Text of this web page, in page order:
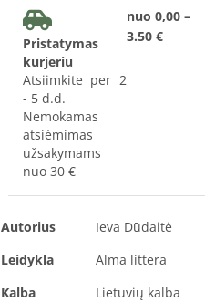
Pristatymas
kurjeriu
Atsiimkite per 2
- 5 d.d.
Nemokamas
atsiėmimas
užsakymams
nuo 30 €
nuo 0,00 –
3.50 €
Autorius
Ieva Dūdaitė
Leidykla
Alma littera
Kalba
Lietuvių kalba